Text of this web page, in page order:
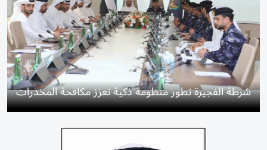
شرطة الفجيرة تطور منظومة ذكية تعزز مكافحة المخدرات